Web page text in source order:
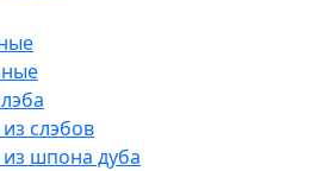
слэбов
шпона дуба